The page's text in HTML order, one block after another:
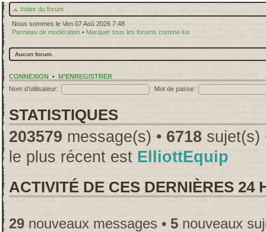
Index du forum
Nous sommes le Ven 07 Aoû 2026 7:48
Panneau de modération • Marquer tous les forums comme lus
Aucun forum.
CONNEXION • M’ENREGISTRER
Nom d’utilisateur:
Mot de passe:
STATISTIQUES
203579 message(s) • 6718 sujet(s)
le plus récent est ElliottEquip
ACTIVITÉ DE CES DERNIÈRES 24
29 nouveaux messages • 5 nouveaux